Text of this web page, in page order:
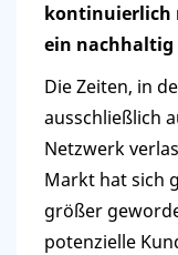
kontinuierlich
ein nachhaltig
Die Zeiten, in
ausschließlich
Netzwerk
Markt hat sich
größer
potenzielle